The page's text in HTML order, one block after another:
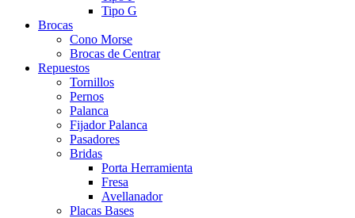
Tipo G
Brocas
Cono Morse
Brocas de Centrar
Repuestos
Tornillos
Pernos
Palanca
Fijador Palanca
Pasadores
Bridas
Porta Herramienta
Fresa
Avellanador
Placas Bases